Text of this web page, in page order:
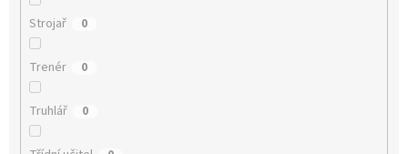
Strojař 0
Trenér 0
Truhlář 0